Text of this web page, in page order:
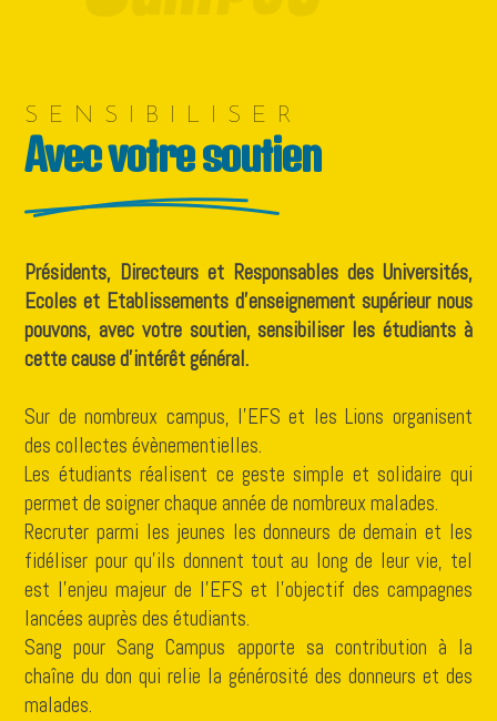
SENSIBILISER
Avec votre soutien
Présidents, Directeurs et Responsables des Universités,
Ecoles et Etablissements d’enseignement supérieur nous
pouvons, avec votre soutien, sensibiliser les étudiants à
cette cause d’intérêt général.
Sur de nombreux campus, l’EFS et les Lions organisent
des collectes évènementielles.
Les étudiants réalisent ce geste simple et solidaire qui
permet de soigner chaque année de nombreux malades.
Recruter parmi les jeunes les donneurs de demain et les
fidéliser pour qu’ils donnent tout au long de leur vie, tel
est l’enjeu majeur de l’EFS et l’objectif des campagnes
lancées auprès des étudiants.
Sang pour Sang Campus apporte sa contribution à la
chaîne du don qui relie la générosité des donneurs et des
malades.